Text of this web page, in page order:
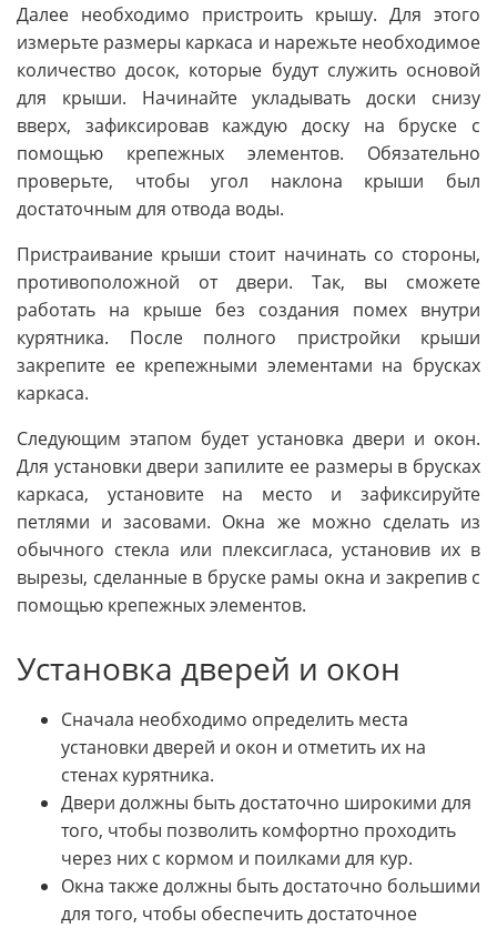
Далее необходимо пристроить крышу. Для этого
измерьте размеры каркаса и нарежьте необходимое
количество досок, которые будут служить основой
для крыши. Начинайте укладывать доски снизу
вверх, зафиксировав каждую доску на бруске с
помощью крепежных элементов. Обязательно
проверьте, чтобы угол наклона крыши был
достаточным для отвода воды.
Пристраивание крыши стоит начинать со стороны,
противоположной от двери. Так, вы сможете
работать на крыше без создания помех внутри
курятника. После полного пристройки крыши
закрепите ее крепежными элементами на брусках
каркаса.
Следующим этапом будет установка двери и окон.
Для установки двери запилите ее размеры в брусках
каркаса, установите на место и зафиксируйте
петлями и засовами. Окна же можно сделать из
обычного стекла или плексигласа, установив их в
вырезы, сделанные в бруске рамы окна и закрепив с
помощью крепежных элементов.
Установка дверей и окон
Сначала необходимо определить места
установки дверей и окон и отметить их на
стенах курятника.
Двери должны быть достаточно широкими для
того, чтобы позволить комфортно проходить
через них с кормом и поилками для кур.
Окна также должны быть достаточно большими
для того, чтобы обеспечить достаточное